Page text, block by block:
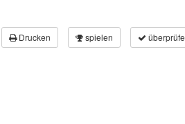
Drucken spielen